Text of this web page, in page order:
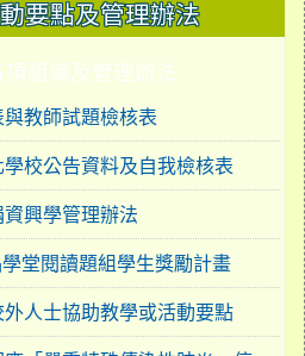
要點及管理辦法
組織及管理辦法
教師試題檢核表
校公告資料及自我檢核表
興學管理辦法
堂閱讀題組學生獎勵計畫
人士協助教學或活動要點